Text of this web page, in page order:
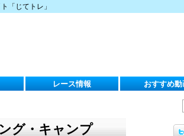
「じてトレ」
レース情報 おすすめ動
グ・キャンプ